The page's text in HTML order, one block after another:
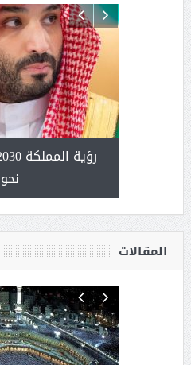
المقالات